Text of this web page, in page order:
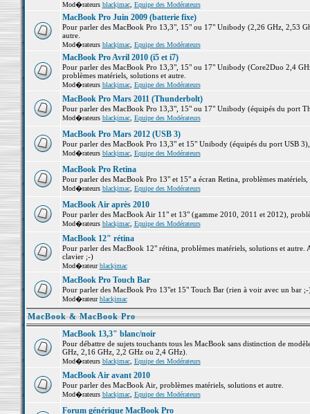
Mod�rateurs blackjmac, Equipe des Modérateurs
MacBook Pro Juin 2009 (batterie fixe)
Pour parler des MacBook Pro 13,3", 15" ou 17" Unibody (2,26 GHz, 2,53
autre.
Mod�rateurs blackjmac, Equipe des Modérateurs
MacBook Pro Avril 2010 (i5 et i7)
Pour parler des MacBook Pro 13,3", 15" ou 17" Unibody (Core2Duo 2,4
problèmes matériels, solutions et autre.
Mod�rateurs blackjmac, Equipe des Modérateurs
MacBook Pro Mars 2011 (Thunderbolt)
Pour parler des MacBook Pro 13,3", 15" ou 17" Unibody (équipés du port
Mod�rateurs blackjmac, Equipe des Modérateurs
MacBook Pro Mars 2012 (USB 3)
Pour parler des MacBook Pro 13,3" et 15" Unibody (équipés du port USB
Mod�rateurs blackjmac, Equipe des Modérateurs
MacBook Pro Retina
Pour parler des MacBook Pro 13" et 15" a écran Retina, problèmes matériels,
Mod�rateurs blackjmac, Equipe des Modérateurs
MacBook Air après 2010
Pour parler des MacBook Air 11" et 13" (gamme 2010, 2011 et 2012),
Mod�rateurs blackjmac, Equipe des Modérateurs
MacBook 12" rétina
Pour parler des MacBook 12" rétina, problèmes matériels, solutions et
clavier ;-)
Mod�rateurblackjmac
MacBook Pro Touch Bar
Pour parler des MacBook Pro 13"et 15" Touch Bar (rien à voir avec un bar
Mod�rateurblackjmac
MacBook & MacBook Pro
MacBook 13,3" blanc/noir
Pour débattre de sujets touchants tous les MacBook sans distinction de
GHz, 2,16 GHz, 2,2 GHz ou 2,4 GHz).
Mod�rateurs blackjmac, Equipe des Modérateurs
MacBook Air avant 2010
Pour parler des MacBook Air, problèmes matériels, solutions et autre.
Mod�rateurs blackjmac, Equipe des Modérateurs
Forum générique MacBook Pro